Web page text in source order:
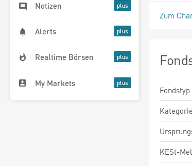
Notizen
Alerts
Realtime Börsen
My Markets
Zum
Fondstyp
Kategorie
KESt-